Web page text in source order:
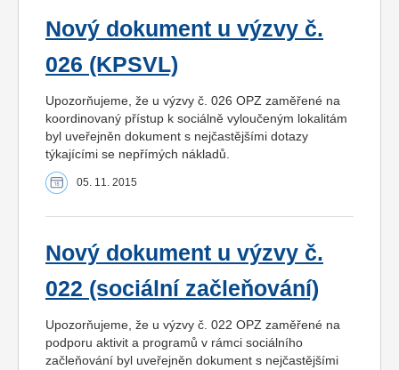
Nový dokument u výzvy č.
026 (KPSVL)
Upozorňujeme, že u výzvy č. 026 OPZ zaměřené na
koordinovaný přístup k sociálně vyloučeným lokalitám
byl uveřejněn dokument s nejčastějšími dotazy
týkajícími se nepřímých nákladů.
05. 11. 2015
Nový dokument u výzvy č.
022 (sociální začleňování)
Upozorňujeme, že u výzvy č. 022 OPZ zaměřené na
podporu aktivit a programů v rámci sociálního
začleňování byl uveřejněn dokument s nejčastějšími